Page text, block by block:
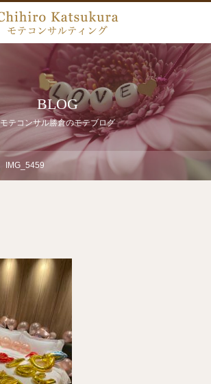
BLOG
モテコンサル勝倉のモテブログ
IMG_5459